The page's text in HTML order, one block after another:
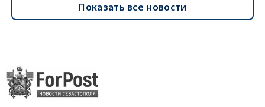
Показать все новости